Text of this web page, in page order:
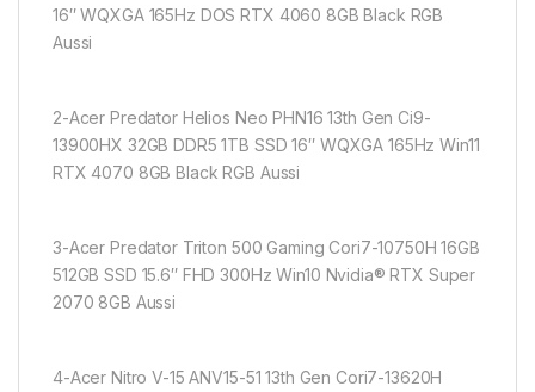
16″ WQXGA 165Hz DOS RTX 4060 8GB Black RGB
Aussi
2-Acer Predator Helios Neo PHN16 13th Gen Ci9-
13900HX 32GB DDR5 1TB SSD 16″ WQXGA 165Hz Win11
RTX 4070 8GB Black RGB Aussi
3-Acer Predator Triton 500 Gaming Cori7-10750H 16GB
512GB SSD 15.6″ FHD 300Hz Win10 Nvidia® RTX Super
2070 8GB Aussi
4-Acer Nitro V-15 ANV15-51 13th Gen Cori7-13620H